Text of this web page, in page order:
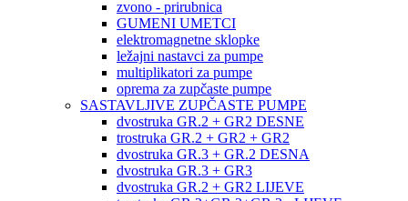
zvono - prirubnica
GUMENI UMETCI
elektromagnetne sklopke
ležajni nastavci za pumpe
multiplikatori za pumpe
oprema za zupčaste pumpe
SASTAVLJIVE ZUPČASTE PUMPE
dvostruka GR.2 + GR2 DESNE
trostruka GR.2 + GR2 + GR2
dvostruka GR.3 + GR.2 DESNA
dvostruka GR.3 + GR3
dvostruka GR.2 + GR2 LIJEVE